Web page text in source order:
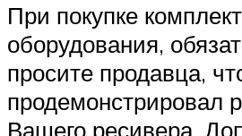
При покупке
оборудования,
просите продавца,
продемонстрировал
Вашего ресивера.